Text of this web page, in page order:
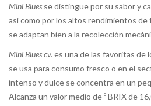
Mini Blues se distingue por su sabor y
así como por los altos rendimientos
se adaptan bien a la recolección
Mini Blues cv. es una de las favoritas de
se usa para consumo fresco o en el
intenso y dulce se concentra en un
Alcanza un valor medio de º BRIX de